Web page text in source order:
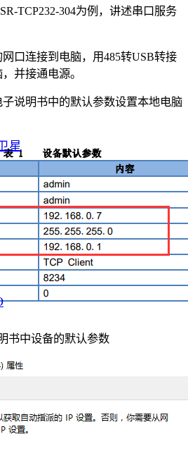
星
TCP232-304为例，讲述串口服务
连接到电脑，用485转USB转接
并接通电源。
明书中的默认参数设置本地电脑
书中设备的默认参数